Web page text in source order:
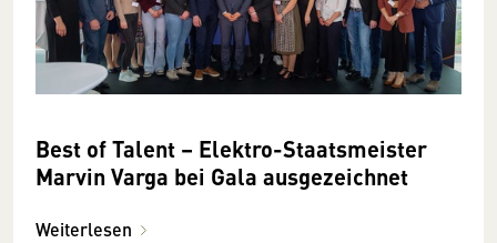
Best of Talent – Elektro-Staatsmeister
Marvin Varga bei Gala ausgezeichnet
Weiterlesen